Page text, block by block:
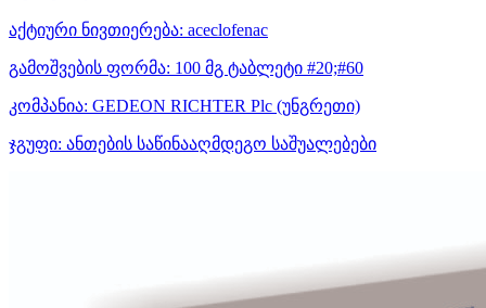
აქტიური ნივთიერება: aceclofenac
გამოშვების ფორმა: 100 მგ ტაბლეტი #20;#60
კომპანია: GEDEON RICHTER Plc (უნგრეთი)
ჯგუფი: ანთების საწინააღმდეგო საშუალებები